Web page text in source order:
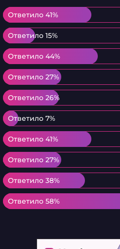
Ответило 41%
Ответило 41%
Ответило 15%
Ответило 15%
Ответило 44%
Ответило 44%
Ответило 27%
Ответило 27%
Ответило 26%
Ответило 26%
Ответило 7%
Ответило 7%
Ответило 41%
Ответило 41%
Ответило 27%
Ответило 27%
Ответило 38%
Ответило 38%
Ответило 58%
Ответило 58%